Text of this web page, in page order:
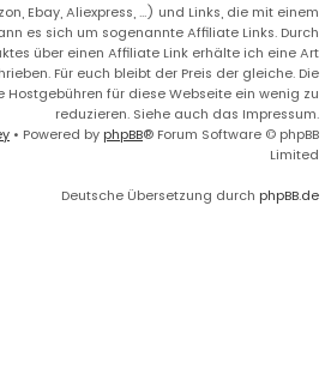
Ebay, Aliexpress, ...) und Links, die mit einem
es sich um sogenannte Affiliate Links. Durch
über einen Affiliate Link erhälte ich eine Art
Für euch bleibt der Preis der gleiche. Die
Hostgebühren für diese Webseite ein wenig zu
reduzieren. Siehe auch das Impressum.
• Powered by phpBB® Forum Software © phpBB
Limited
Deutsche Übersetzung durch phpBB.de